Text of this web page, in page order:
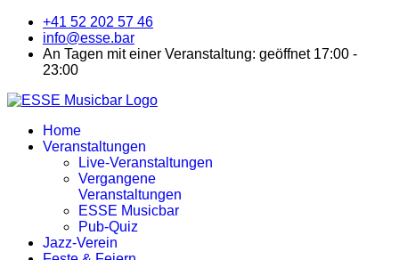
+41 52 202 57 46
info@esse.bar
An Tagen mit einer Veranstaltung: geöffnet 17:00 -
23:00
Home
Veranstaltungen
Live-Veranstaltungen
Vergangene
Veranstaltungen
ESSE Musicbar
Pub-Quiz
Jazz-Verein